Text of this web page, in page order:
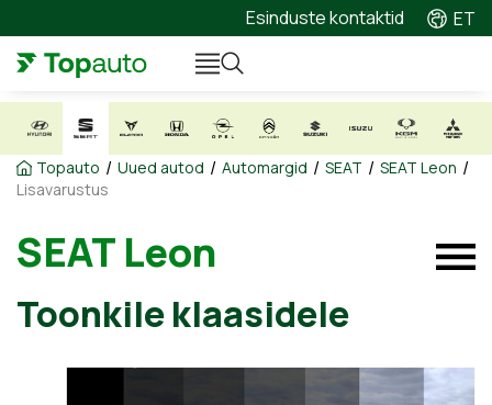
Esinduste kontaktid ET
Topauto / Uued autod / Automargid / SEAT / SEAT Leon /
Lisavarustus
SEAT Leon
Toonkile klaasidele